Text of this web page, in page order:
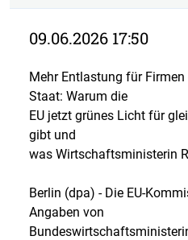
09.06.2026 17:50
Mehr Entlastung für
Staat: Warum die
EU jetzt grünes Licht für
gibt und
was Wirtschaftsministerin
Berlin (dpa) - Die EU-
Angaben von